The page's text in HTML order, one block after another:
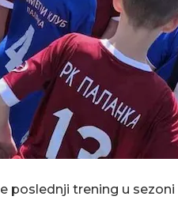
poslednji trening u